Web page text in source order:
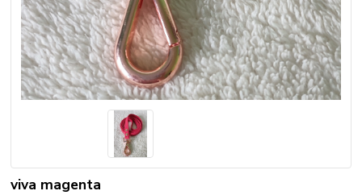
viva magenta